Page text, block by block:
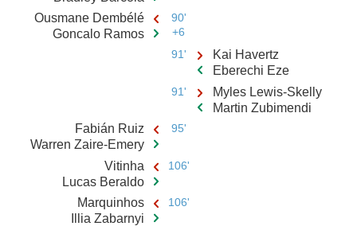
Ousmane Dembélé
Goncalo Ramos
90'
+6
91'
Kai Havertz
Eberechi Eze
91'
Myles Lewis-Skelly
Martin Zubimendi
Fabián Ruiz
Warren Zaire-Emery
95'
Vitinha
Lucas Beraldo
106'
Marquinhos
Illia Zabarnyi
106'